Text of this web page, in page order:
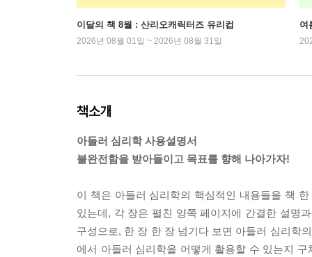
이달의 책 8월 : 산리오캐릭터즈 유리컵
2026년 08월 01일 ~ 2026년 08월 31일
여
책소개
아들러 심리학 사용설명서
불완전함을 받아들이고 목표를 향해 나아가자!
이 책은 아들러 심리학의 핵심적인 내용들을 책
있는데, 각 장은 펼친 양쪽 페이지에 간결한 설명
구성으로, 한 장 한 장 넘기다 보면 아들러 심리학
에서 아들러 심리학을 어떻게 활용할 수 있는지